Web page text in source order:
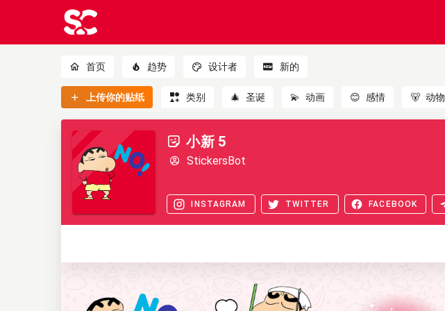
首页 趋势 设计者 新的
上传你的贴纸 类别 🎄 圣诞 💫 动画 😊 感情 🐻 动物
小新 5
StickersBot
INSTAGRAM TWITTER FACEBOOK